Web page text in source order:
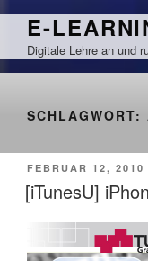
Zum
springen
E-
Digitale Lehre an und
SCHLAGWORT:
VERÖFFENTLICHT
AM
FEBRUAR 12, 2010
[iTunesU]